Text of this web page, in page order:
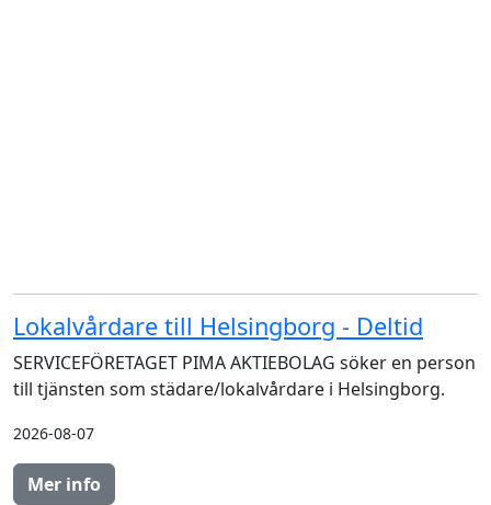
Lokalvårdare till Helsingborg - Deltid
SERVICEFÖRETAGET PIMA AKTIEBOLAG söker en person
till tjänsten som städare/lokalvårdare i Helsingborg.
2026-08-07
Mer info